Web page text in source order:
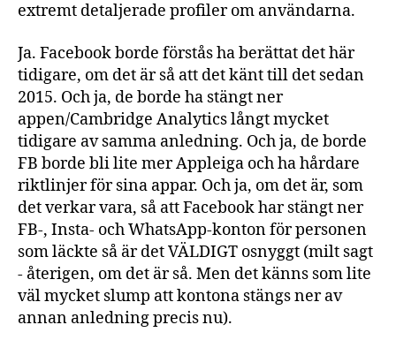
extremt detaljerade profiler om användarna.
Ja. Facebook borde förstås ha berättat det här
tidigare, om det är så att det känt till det sedan
2015. Och ja, de borde ha stängt ner
appen/Cambridge Analytics långt mycket
tidigare av samma anledning. Och ja, de borde
FB borde bli lite mer Appleiga och ha hårdare
riktlinjer för sina appar. Och ja, om det är, som
det verkar vara, så att Facebook har stängt ner
FB-, Insta- och WhatsApp-konton för personen
som läckte så är det VÄLDIGT osnyggt (milt sagt
- återigen, om det är så. Men det känns som lite
väl mycket slump att kontona stängs ner av
annan anledning precis nu).